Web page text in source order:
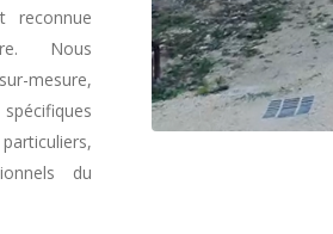
reconnue
Nous
mesure,
du